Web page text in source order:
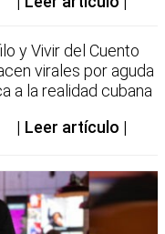
y Vivir del Cuento
virales por aguda
a la realidad cubana
Leer artículo